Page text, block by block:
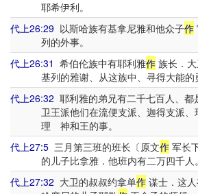
耶希伊利。
代上26:29 以斯哈族有基拿尼雅和他众子作
列的外事。
代上26:31 希伯伦族中有耶利雅作 族长．
基列的雅谢、从这族中、寻得大能的
代上26:32 耶利雅的弟兄有二千七百人、都
卫王派他们在流便支派、迦得支派
理 神和王的事。
代上27:5 三月第三班的班长〔原文作 军长
的儿子比拿雅．他班内有二万四千人。
代上27:32 大卫的叔叔约拿单作 谋士．这